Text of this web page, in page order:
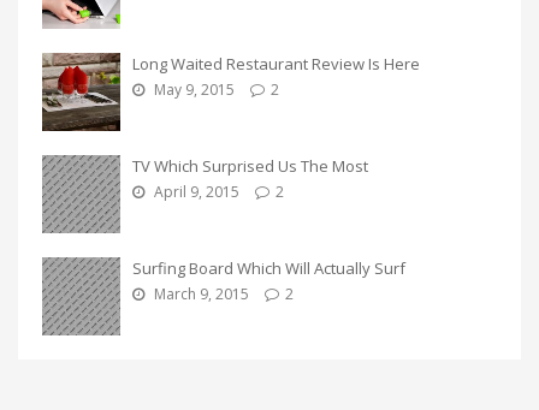
Long Waited Restaurant Review Is Here
May 9, 2015 2
TV Which Surprised Us The Most
April 9, 2015 2
Surfing Board Which Will Actually Surf
March 9, 2015 2